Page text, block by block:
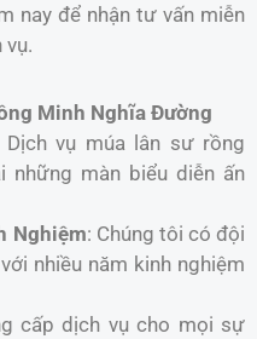
nay để nhận tư vấn miễn
vụ.
Minh Nghĩa Đường
Dịch vụ múa lân sư rồng
những màn biểu diễn ấn
Nghiệm: Chúng tôi có đội
nhiều năm kinh nghiệm
cấp dịch vụ cho mọi sự